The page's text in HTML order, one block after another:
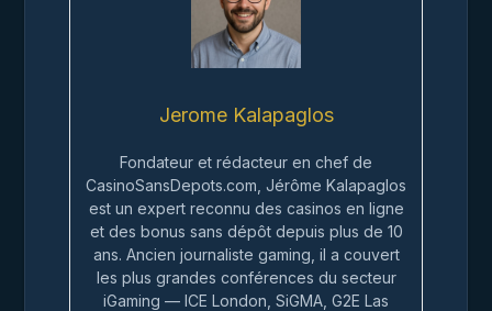
Jerome Kalapaglos
Fondateur et rédacteur en chef de
CasinoSansDepots.com, Jérôme Kalapaglos
est un expert reconnu des casinos en ligne
et des bonus sans dépôt depuis plus de 10
ans. Ancien journaliste gaming, il a couvert
les plus grandes conférences du secteur
iGaming — ICE London, SiGMA, G2E Las